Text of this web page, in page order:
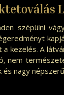
szépülni
kezelés. A
nem
és nagy